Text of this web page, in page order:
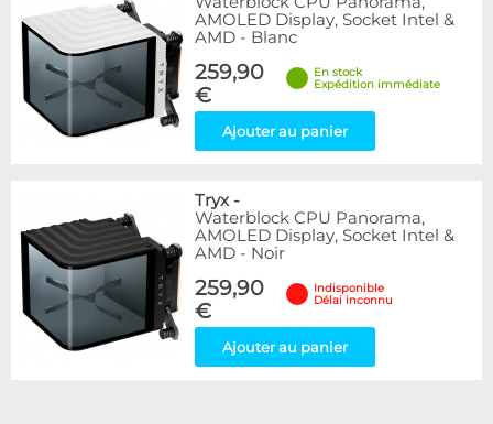
Socket 1700 / 1851
2
Marque
Alphacool
30
BARROW
EK Water Blocks
22
3
XSPC
2
Ybris
1
Disponibilité / Promotions
Articles en stock
Articles en promotions
AMOLED Display, Socket Intel &
AMD - Blanc
259,90
€
En stock
Expédition immédiate
Ajouter au panier
Tryx-
Waterblock CPU Panorama,
AMOLED Display, Socket Intel &
AMD - Noir
259,90
€
Indisponible
Délai inconnu
Ajouter au panier